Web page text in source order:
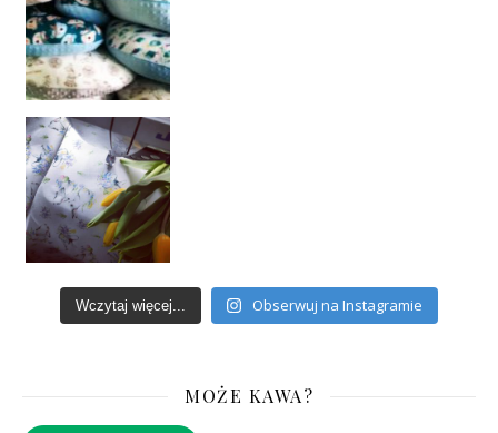
Wczytaj więcej... Obserwuj na Instagramie
MOŻE KAWA?